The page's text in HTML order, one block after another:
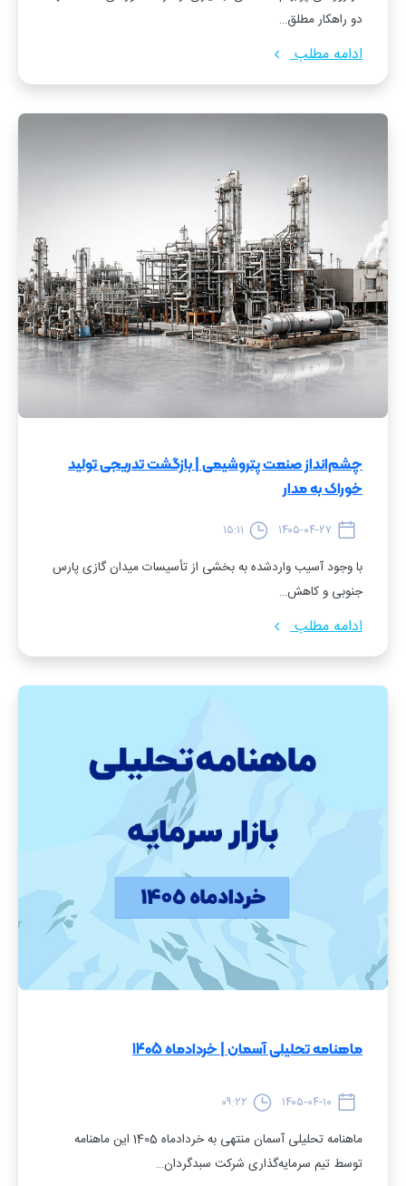
دو راهکار مطلق…
ادامه مطلب
چشم‌انداز صنعت پتروشیمی | بازگشت تدریجی تولید
خوراک به مدار
با وجود آسیب واردشده به بخشی از تأسیسات میدان گازی پارس
جنوبی و کاهش…
ادامه مطلب
ماهنامه تحلیلی آسمان | خرداد‌ماه 1405
ماهنامه تحلیلی آسمان منتهی به خردادماه 1405 این ماهنامه
توسط تیم سرمایه‌گذاری شرکت سبدگردان…